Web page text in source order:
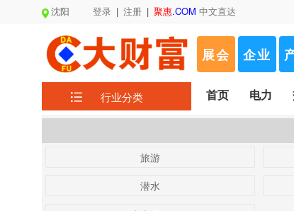
沈阳 登录 | 注册 | 聚惠.COM 中文直达
展会 企业
行业分类 首页 电力
旅游
潜水